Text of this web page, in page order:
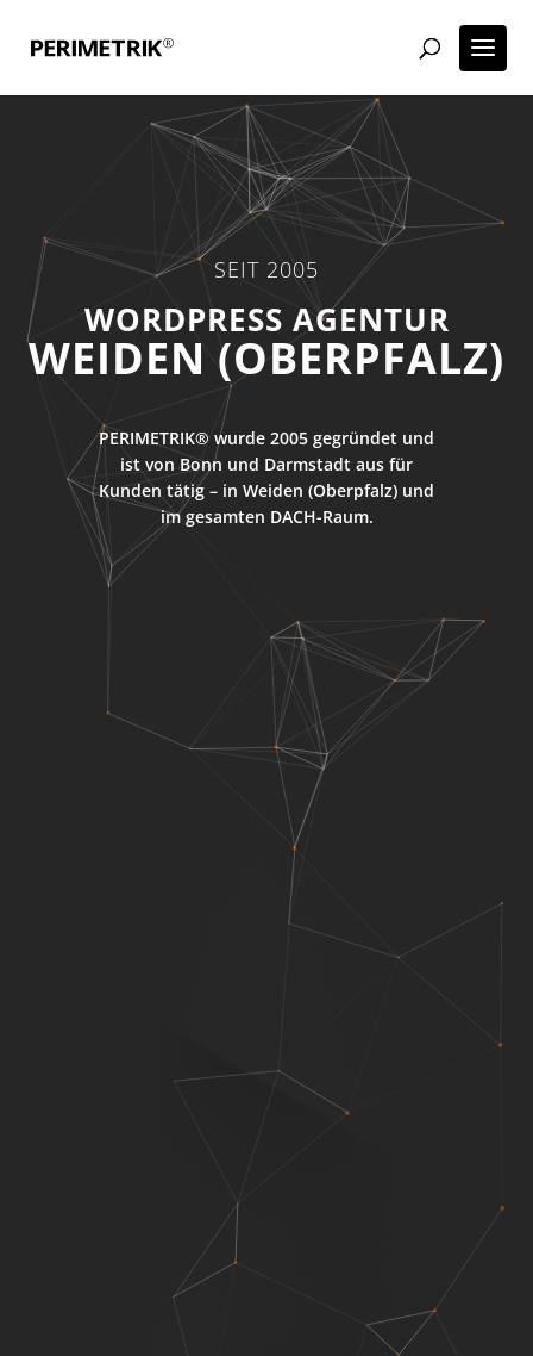
SEIT 2005
ECOMMERCE AGENTUR
WEIDEN (OBERPFALZ)
PERIMETRIK® wurde 2005 gegründet und
ist von Bonn und Darmstadt aus für
Kunden tätig – in Weiden (Oberpfalz) und
im gesamten DACH-Raum.